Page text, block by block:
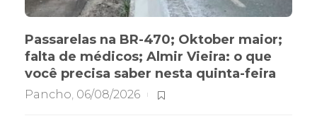
Passarelas na BR-470; Oktober maior;
falta de médicos; Almir Vieira: o que
você precisa saber nesta quinta-feira
Pancho, 06/08/2026